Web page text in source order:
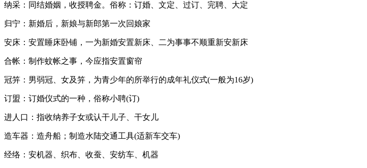
纳采：同结婚姻，收授聘金。俗称：订婚、文定、过订、完聘、大定
归宁：新婚后，新娘与新郎第一次回娘家
安床：安置睡床卧铺，一为新婚安置新床、二为事事不顺重新安新床
合帐：制作蚊帐之事，今应指安置窗帘
冠笄：男弱冠、女及笄，为青少年的所举行的成年礼仪式(一般为16岁)
订盟：订婚仪式的一种，俗称小聘(订)
进人口：指收纳养子女或认干儿子、干女儿
造车器：造舟船；制造水陆交通工具(适新车交车)
经络：安机器、织布、收蚕、安纺车、机器